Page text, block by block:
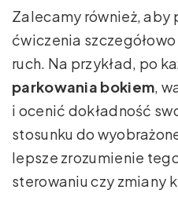
Zalecamy również, aby
ćwiczenia
ruch. Na przykład, po
parkowania bokiem,
i ocenić dokładność
stosunku do
lepsze zrozumienie
sterowaniu czy zmiany